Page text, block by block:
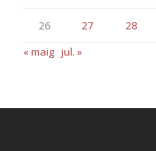
26 27 28
« maig jul. »